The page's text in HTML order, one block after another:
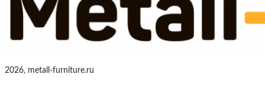
2026, metall-furniture.ru